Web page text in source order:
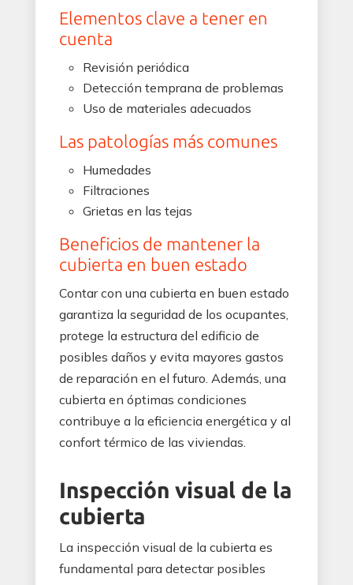
Elementos clave a tener en
cuenta
Revisión periódica
Detección temprana de problemas
Uso de materiales adecuados
Las patologías más comunes
Humedades
Filtraciones
Grietas en las tejas
Beneficios de mantener la
cubierta en buen estado
Contar con una cubierta en buen estado
garantiza la seguridad de los ocupantes,
protege la estructura del edificio de
posibles daños y evita mayores gastos
de reparación en el futuro. Además, una
cubierta en óptimas condiciones
contribuye a la eficiencia energética y al
confort térmico de las viviendas.
Inspección visual de la
cubierta
La inspección visual de la cubierta es
fundamental para detectar posibles